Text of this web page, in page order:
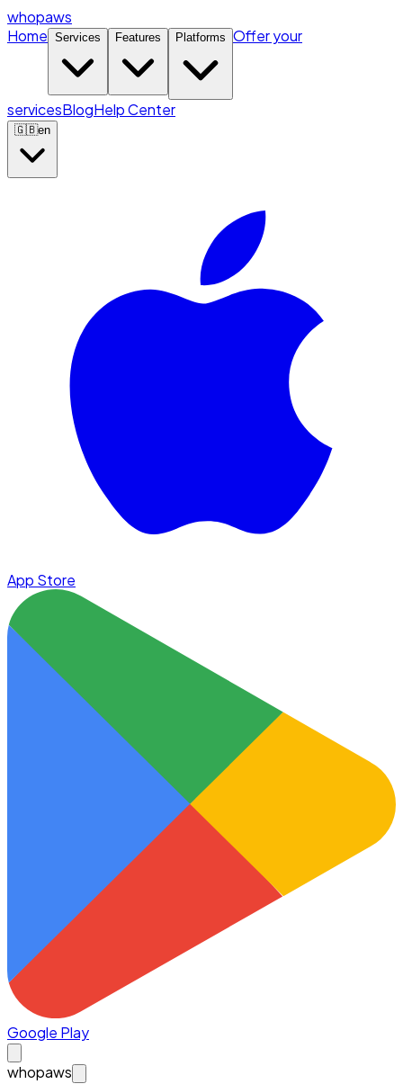
whopaws
Home Services Features Platforms Offer your
servicesBlogHelp Center
🇬🇧en
App Store
Google Play
whopaws